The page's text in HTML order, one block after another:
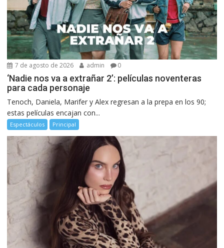
7 de agosto de 2026 admin 0
‘Nadie nos va a extrañar 2’: películas noventeras
para cada personaje
Tenoch, Daniela, Marifer y Alex regresan a la prepa en los 90;
estas películas encajan con...
Espectáculos Principal